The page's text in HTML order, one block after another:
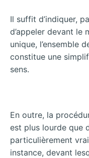
Il suffit d’indiquer,
d’appeler devant le
unique, l’ensemble
constitue une
sens.
En outre, la
est plus lourde que
particulièrement
instance, devant